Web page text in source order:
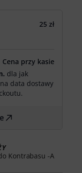
25 zł
Cena przy kasie
dla jak
data dostawy
Kontrabasu -A